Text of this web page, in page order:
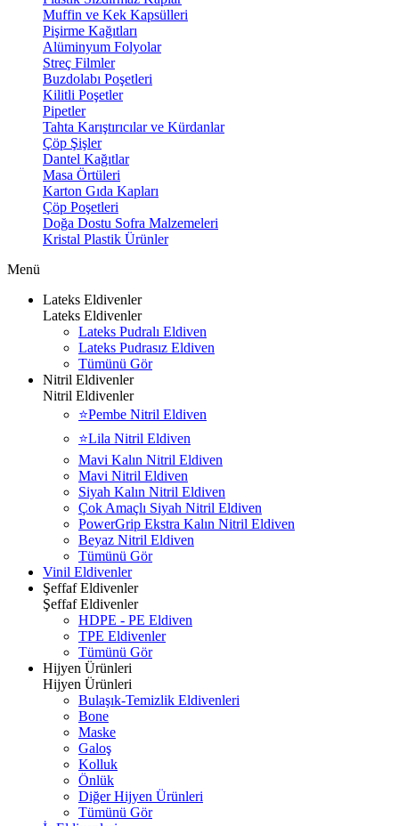
Muffin ve Kek Kapsülleri
Pişirme Kağıtları
Alüminyum Folyolar
Streç Filmler
Buzdolabı Poşetleri
Kilitli Poşetler
Pipetler
Tahta Karıştırıcılar ve Kürdanlar
Çöp Şişler
Dantel Kağıtlar
Masa Örtüleri
Karton Gıda Kapları
Çöp Poşetleri
Doğa Dostu Sofra Malzemeleri
Kristal Plastik Ürünler
Menü
Lateks Eldivenler
Lateks Eldivenler
Lateks Pudralı Eldiven
Lateks Pudrasız Eldiven
Tümünü Gör
Nitril Eldivenler
Nitril Eldivenler
⭐Pembe Nitril Eldiven
⭐Lila Nitril Eldiven
Mavi Kalın Nitril Eldiven
Mavi Nitril Eldiven
Siyah Kalın Nitril Eldiven
Çok Amaçlı Siyah Nitril Eldiven
PowerGrip Ekstra Kalın Nitril Eldiven
Beyaz Nitril Eldiven
Tümünü Gör
Vinil Eldivenler
Şeffaf Eldivenler
Şeffaf Eldivenler
HDPE - PE Eldiven
TPE Eldivenler
Tümünü Gör
Hijyen Ürünleri
Hijyen Ürünleri
Bulaşık-Temizlik Eldivenleri
Bone
Maske
Galoş
Kolluk
Önlük
Diğer Hijyen Ürünleri
Tümünü Gör